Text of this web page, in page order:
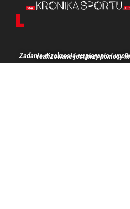
Zadanie w zakresie wspierania i upowszechniania kultury fizycznej